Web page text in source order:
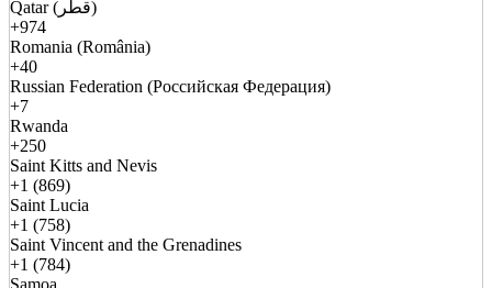
Qatar (قطر)
+974
Romania (România)
+40
Russian Federation (Российская Федерация)
+7
Rwanda
+250
Saint Kitts and Nevis
+1 (869)
Saint Lucia
+1 (758)
Saint Vincent and the Grenadines
+1 (784)
Samoa